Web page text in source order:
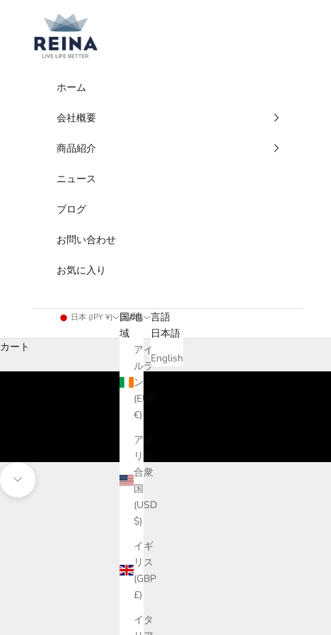
REINA
ホーム
会社概要
商品紹介
ニュース
ブログ
お問い合わせ
お気に入り
日本 (JPY ¥)
国/地
域
アイ
ルラ
ンド
(EUR
€)
アメ
リカ
合衆
国
(USD
$)
イギ
リス
(GBP
£)
イタ
日本語
言語
日本語
English
カート
次のセクションに移動